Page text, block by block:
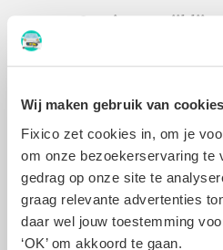
Wij maken gebruik van cookies
Fixico zet cookies in, om je
om onze bezoekerservaring te
gedrag op onze site te
graag relevante advertenties
daar wel jouw toestemming
‘OK’ om akkoord te gaan.
Gratis en
Offertes vergelijken
nergens aan vast!
Ontvang
Ontvang offertes
in de buurt.
Gekwalificeerde